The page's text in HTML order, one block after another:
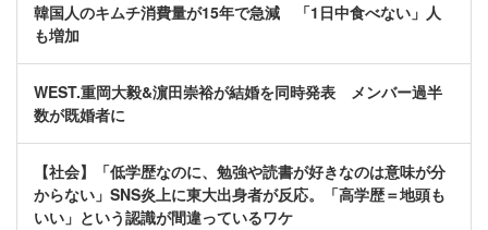
韓国人のキムチ消費量が15年で急減 「1日中食べない」人
も増加
WEST.重岡大毅&濵田崇裕が結婚を同時発表 メンバー過半
数が既婚者に
【社会】「低学歴なのに、勉強や読書が好きなのは意味が分
からない」SNS炎上に東大出身者が反応。「高学歴＝地頭も
いい」という認識が間違っているワケ